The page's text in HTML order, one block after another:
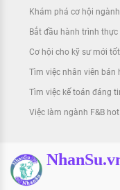
Khám phá cơ hội
Bắt đầu hành trình thực
Cơ hội cho kỹ sư mới
Tìm việc nhân viên bán
Tìm việc kế toán đáng
Việc làm ngành F&B